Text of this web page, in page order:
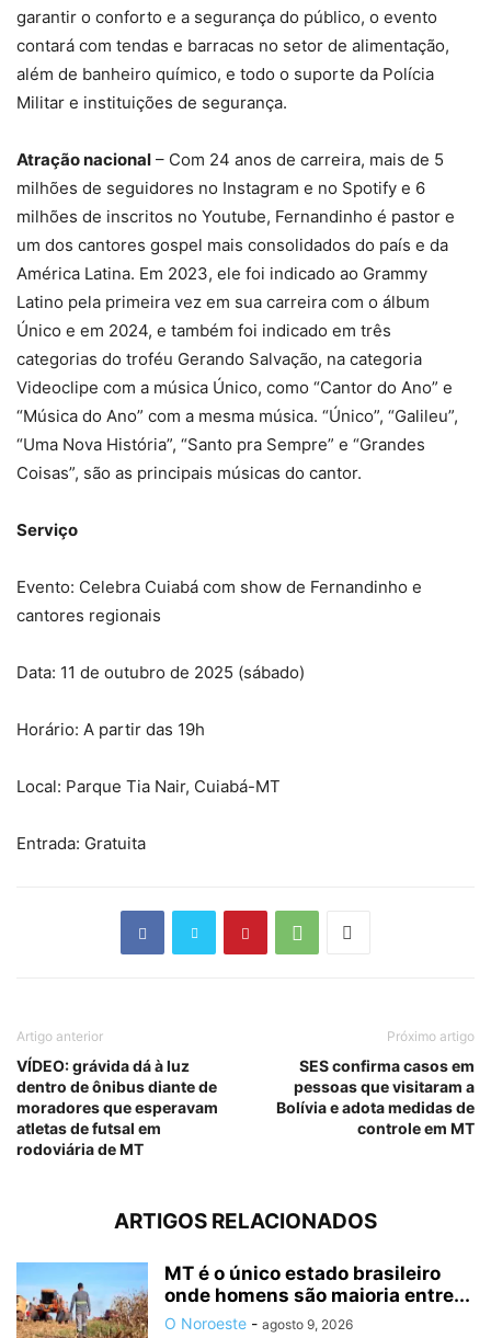
garantir o conforto e a segurança do público, o evento
contará com tendas e barracas no setor de alimentação,
além de banheiro químico, e todo o suporte da Polícia
Militar e instituições de segurança.
Atração nacional – Com 24 anos de carreira, mais de 5
milhões de seguidores no Instagram e no Spotify e 6
milhões de inscritos no Youtube, Fernandinho é pastor e
um dos cantores gospel mais consolidados do país e da
América Latina. Em 2023, ele foi indicado ao Grammy
Latino pela primeira vez em sua carreira com o álbum
Único e em 2024, e também foi indicado em três
categorias do troféu Gerando Salvação, na categoria
Videoclipe com a música Único, como “Cantor do Ano” e
“Música do Ano” com a mesma música. “Único”, “Galileu”,
“Uma Nova História”, “Santo pra Sempre” e “Grandes
Coisas”, são as principais músicas do cantor.
Serviço
Evento: Celebra Cuiabá com show de Fernandinho e
cantores regionais
Data: 11 de outubro de 2025 (sábado)
Horário: A partir das 19h
Local: Parque Tia Nair, Cuiabá-MT
Entrada: Gratuita
Artigo anterior
VÍDEO: grávida dá à luz
dentro de ônibus diante de
moradores que esperavam
atletas de futsal em
rodoviária de MT
Próximo artigo
SES confirma casos em
pessoas que visitaram a
Bolívia e adota medidas de
controle em MT
ARTIGOS RELACIONADOS
MT é o único estado brasileiro
onde homens são maioria entre...
O Noroeste - agosto 9, 2026